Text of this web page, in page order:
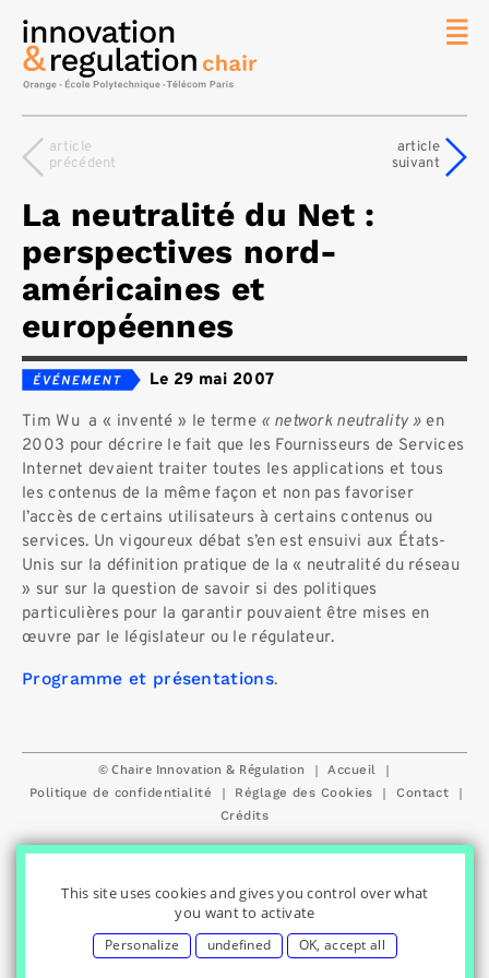
La neutralité du Net :
perspectives nord-
américaines et
européennes
Le 29 mai 2007
Tim Wu a « inventé » le terme « network neutrality »en
2003 pour décrire le fait que les Fournisseurs de Services
Internet devaient traiter toutes les applications et tous
les contenus de la même façon et non pas favoriser
l’accès de certains utilisateurs à certains contenus ou
services. Un vigoureux débat s’en est ensuivi aux États-
Unis sur la définition pratique de la « neutralité du réseau
» sur sur la question de savoir si des politiques
particulières pour la garantir pouvaient être mises en
œuvre par le législateur ou le régulateur.
Programme et présentations.
article
précédent
article
suivant
© Chaire Innovation & Régulation | Accueil |
Politique de confidentialité | Réglage des Cookies | Contact |
Crédits
Rechercher
This site uses cookies and gives you control over what
you want to activate
Personalize undefined OK, accept all